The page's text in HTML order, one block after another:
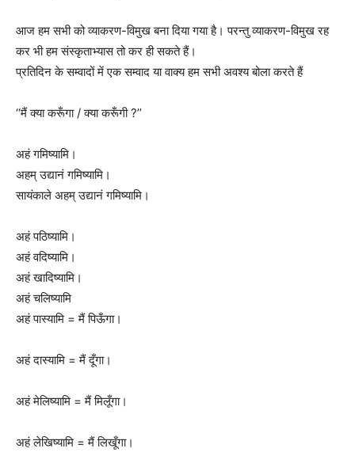
आज हम सभी को व्याकरण-विमुख बना दिया गया है। परन्तु व्याकरण-विमुख रह
कर भी हम संस्कृताभ्यास तो कर ही सकते हैं।
प्रतिदिन के सम्वादों में एक सम्वाद या वाक्य हम सभी अवश्य बोला करते हैं
‘‘मैं क्या करूँगा / क्या करूँगी ?’’
अहं गमिष्यामि।
अहम् उद्यानं गमिष्यामि।
सायंकाले अहम् उद्यानं गमिष्यामि।
अहं पठिष्यामि।
अहं वदिष्यामि।
अहं खादिष्यामि।
अहं चलिष्यामि
अहं पास्यामि = मैं पिऊँगा।
अहं दास्यामि = मैं दूँगा।
अहं मेलिष्यामि = मैं मिलूँगा।
अहं लेखिष्यामि = मैं लिखूँगा।